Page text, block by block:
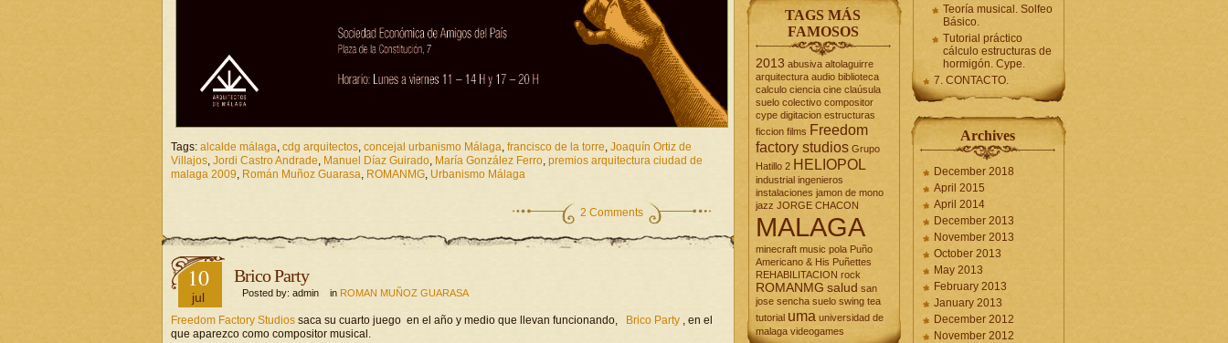
Tags: alcalde málaga, cdg arquitectos, concejal urbanismo Málaga, francisco de la torre, Joaquín Ortiz de
Villajos, Jordi Castro Andrade, Manuel Díaz Guirado, María González Ferro, premios arquitectura ciudad de
malaga 2009, Román Muñoz Guarasa, ROMANMG, Urbanismo Málaga
2 Comments
10
jul
Brico Party
Posted by: admin in ROMAN MUÑOZ GUARASA
Freedom Factory Studios saca su cuarto juego en el año y medio que llevan funcionando, Brico Party , en el
que aparezco como compositor musical.
TAGS MÁS
FAMOSOS
2013 abusiva altolaguirre
arquitectura audio biblioteca
calculo ciencia cine claúsula
suelo colectivo compositor
cype digitacion estructuras
ficcion films Freedom
factory studios Grupo
Hatillo 2 HELIOPOL
industrial ingenieros
instalaciones jamon de mono
jazz JORGE CHACON
MALAGA
minecraft music pola Puño
Americano & His Puñettes
REHABILITACION rock
ROMANMG salud san
jose sencha suelo swing tea
tutorial uma universidad de
malaga videogames
Teoría musical. Solfeo
Básico.
Tutorial práctico
cálculo estructuras de
hormigón. Cype.
7. CONTACTO.
Archives
December 2018
April 2015
April 2014
December 2013
November 2013
October 2013
May 2013
February 2013
January 2013
December 2012
November 2012